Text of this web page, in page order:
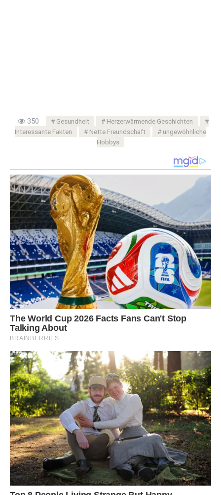
350 Gesundheit
Herzerwärmende Geschichten
Interessante Fakten
Nette Freundschaft
ungewöhnliche
Hobbys